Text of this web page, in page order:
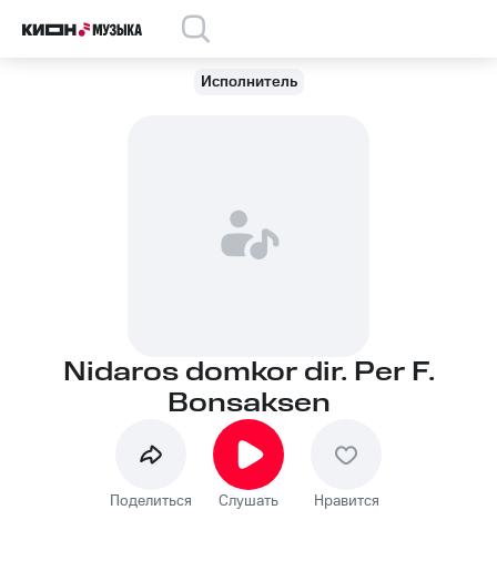
Исполнитель
Nidaros domkor dir. Per F.
Bonsaksen
Поделиться Слушать Нравится